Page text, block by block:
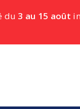
du 3 au 15 août